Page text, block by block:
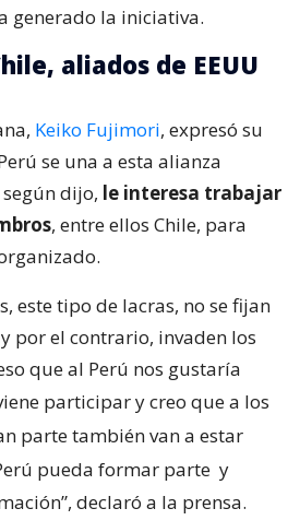
generado la iniciativa.
aliados de EEUU
Keiko Fujimori, expresó su
se una a esta alianza
dijo, le interesa trabajar
, entre ellos Chile, para
este tipo de lacras, no se fijan
por el contrario, invaden los
que al Perú nos gustaría
participar y creo que a los
parte también van a estar
pueda formar parte y
declaró a la prensa.